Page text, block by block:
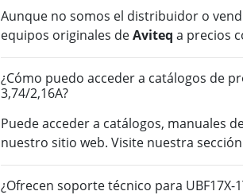
Aunque no somos el distribuidor o
equipos originales deAviteq a precios
¿Cómo puedo acceder a catálogos de
3,74/2,16A?
Puede acceder a catálogos, manuales
nuestro sitio web. Visite nuestra
¿Ofrecen soporte técnico para UBF17X-